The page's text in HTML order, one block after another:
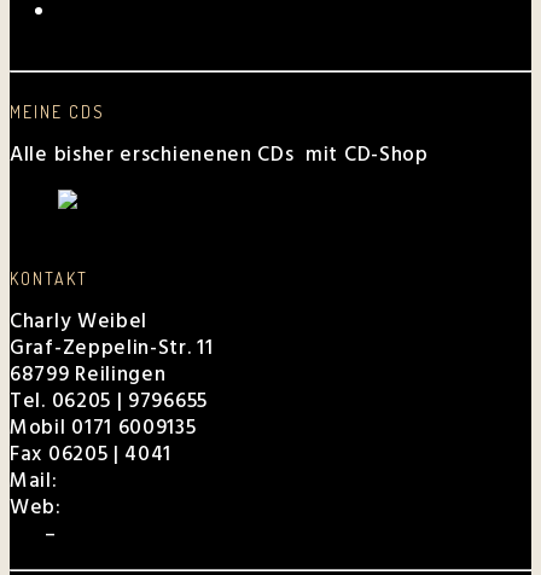
MEINE CDS
Alle bisher erschienenen CDs mit CD-Shop
KONTAKT
Charly Weibel
Graf-Zeppelin-Str. 11
68799 Reilingen
Tel. 06205 | 9796655
Mobil 0171 6009135
Fax 06205 | 4041
Mail:
Web:
–